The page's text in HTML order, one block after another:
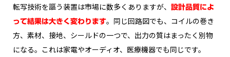
転写技術を謳う装置は市場に数多くありますが、 設計品質によ
って結果は大きく変わります。同じ回路図でも、コイルの巻き
方、素材、接地、シールドの一つで、出力の質はまったく別物
になる。これは家電やオーディオ、医療機器でも同じです。